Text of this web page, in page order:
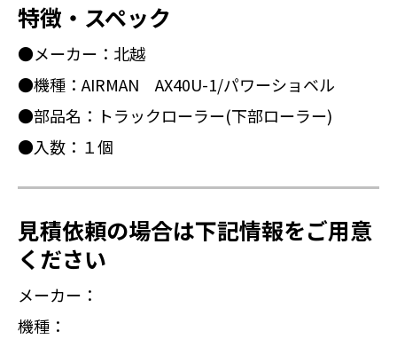
特徴・スペック
●メーカー：北越
●機種：AIRMAN AX40U-1/パワーショベル
●部品名：トラックローラー(下部ローラー)
●入数：１個
見積依頼の場合は下記情報をご用意
ください
メーカー：
機種：